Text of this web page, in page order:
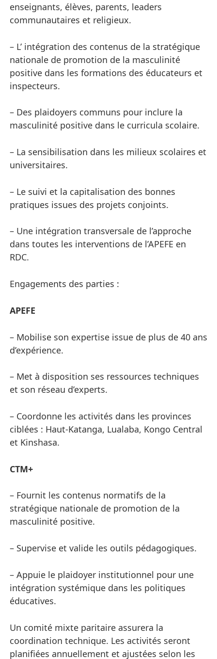
enseignants, élèves, parents, leaders
communautaires et religieux.
– L’ intégration des contenus de la stratégique
nationale de promotion de la masculinité
positive dans les formations des éducateurs et
inspecteurs.
– Des plaidoyers communs pour inclure la
masculinité positive dans le curricula scolaire.
– La sensibilisation dans les milieux scolaires et
universitaires.
– Le suivi et la capitalisation des bonnes
pratiques issues des projets conjoints.
– Une intégration transversale de l’approche
dans toutes les interventions de l’APEFE en
RDC.
Engagements des parties :
APEFE
– Mobilise son expertise issue de plus de 40 ans
d’expérience.
– Met à disposition ses ressources techniques
et son réseau d’experts.
– Coordonne les activités dans les provinces
ciblées : Haut-Katanga, Lualaba, Kongo Central
et Kinshasa.
CTM+
– Fournit les contenus normatifs de la
stratégique nationale de promotion de la
masculinité positive.
– Supervise et valide les outils pédagogiques.
– Appuie le plaidoyer institutionnel pour une
intégration systémique dans les politiques
éducatives.
Un comité mixte paritaire assurera la
coordination technique. Les activités seront
planifiées annuellement et ajustées selon les